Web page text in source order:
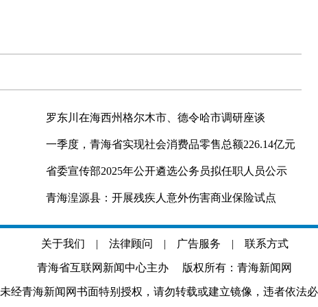
罗东川在海西州格尔木市、德令哈市调研座谈
一季度，青海省实现社会消费品零售总额226.14亿元
省委宣传部2025年公开遴选公务员拟任职人员公示
青海湟源县：开展残疾人意外伤害商业保险试点
关于我们 | 法律顾问 | 广告服务 | 联系方式
青海省互联网新闻中心主办 版权所有：青海新闻网
未经青海新闻网书面特别授权，请勿转载或建立镜像，违者依法